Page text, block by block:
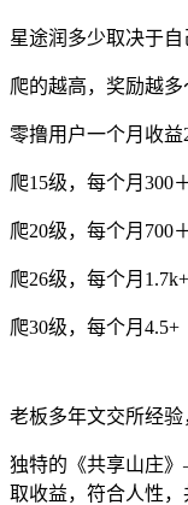
星途润多少取决于自
爬的越高，奖励越多
零撸用户一个月收益
爬15级，每个月300
爬20级，每个月700
爬26级，每个月1.7k+
爬30级，每个月4.5+
老板多年文交所经验
独特的《共享山庄
取收益，符合人性